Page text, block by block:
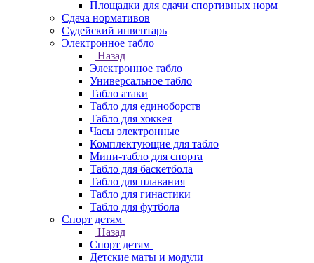
Площадки для сдачи спортивных норм
Сдача нормативов
Судейский инвентарь
Электронное табло
Назад
Электронное табло
Универсальное табло
Табло атаки
Табло для единоборств
Табло для хоккея
Часы электронные
Комплектующие для табло
Мини-табло для спорта
Табло для баскетбола
Табло для плавания
Табло для гинастики
Табло для футбола
Спорт детям
Назад
Спорт детям
Детские маты и модули